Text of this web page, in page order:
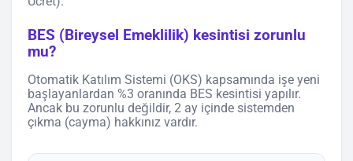
BES (Bireysel Emeklilik) kesintisi zorunlu
mu?
Otomatik Katılım Sistemi (OKS) kapsamında işe yeni
başlayanlardan %3 oranında BES kesintisi yapılır.
Ancak bu zorunlu değildir, 2 ay içinde sistemden
çıkma (cayma) hakkınız vardır.